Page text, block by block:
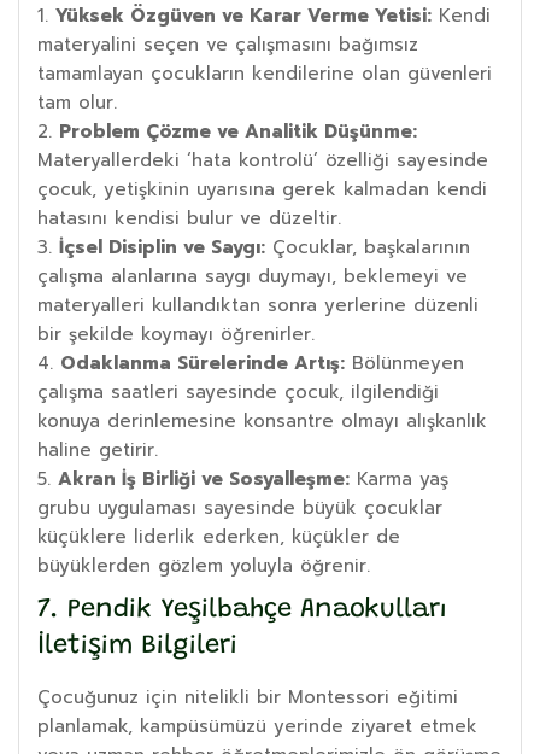
Yüksek Özgüven ve Karar Verme Yetisi: Kendi
materyalini seçen ve çalışmasını bağımsız
tamamlayan çocukların kendilerine olan güvenleri
tam olur.
Problem Çözme ve Analitik Düşünme:
Materyallerdeki ‘hata kontrolü’ özelliği sayesinde
çocuk, yetişkinin uyarısına gerek kalmadan kendi
hatasını kendisi bulur ve düzeltir.
İçsel Disiplin ve Saygı: Çocuklar, başkalarının
çalışma alanlarına saygı duymayı, beklemeyi ve
materyalleri kullandıktan sonra yerlerine düzenli
bir şekilde koymayı öğrenirler.
Odaklanma Sürelerinde Artış: Bölünmeyen
çalışma saatleri sayesinde çocuk, ilgilendiği
konuya derinlemesine konsantre olmayı alışkanlık
haline getirir.
Akran İş Birliği ve Sosyalleşme: Karma yaş
grubu uygulaması sayesinde büyük çocuklar
küçüklere liderlik ederken, küçükler de
büyüklerden gözlem yoluyla öğrenir.
7. Pendik Yeşilbahçe Anaokulları
İletişim Bilgileri
Çocuğunuz için nitelikli bir Montessori eğitimi
planlamak, kampüsümüzü yerinde ziyaret etmek